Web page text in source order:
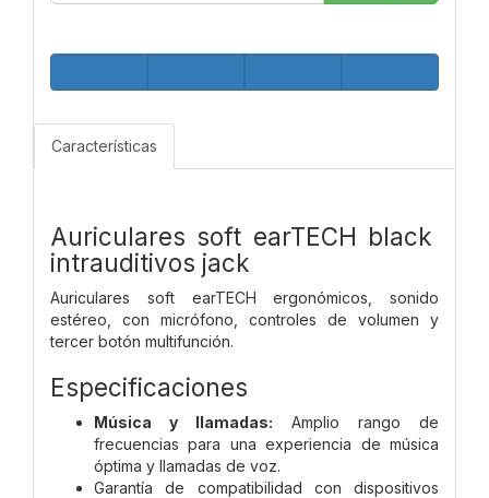
Características
Auriculares soft earTECH black
intrauditivos jack
Auriculares soft earTECH ergonómicos, sonido
estéreo, con micrófono, controles de volumen y
tercer botón multifunción.
Especificaciones
Música y llamadas: Amplio rango de
frecuencias para una experiencia de música
óptima y llamadas de voz.
Garantía de compatibilidad con dispositivos